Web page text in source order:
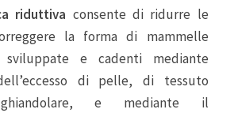
riduttiva consente di ridurre le
la forma di mammelle
sviluppate e cadenti mediante
di pelle, di tessuto
e mediante il